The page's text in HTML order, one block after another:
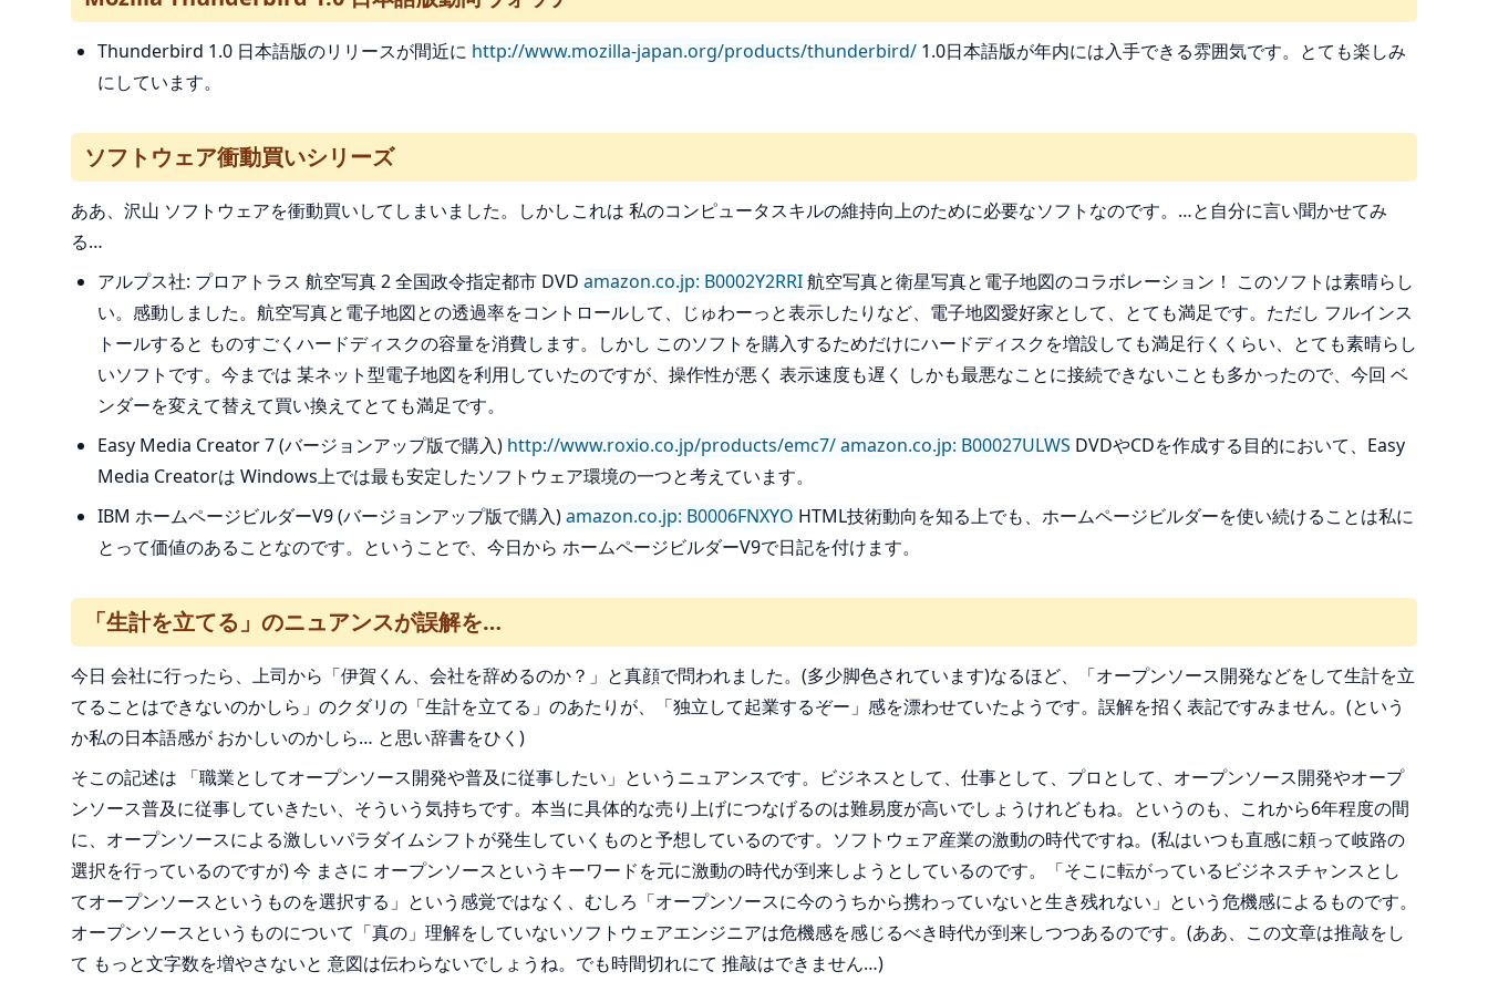
Thunderbird 1.0 日本語版のリリースが間近に http://www.mozilla-japan.org/products/thunderbird/ 1.0日本語版が年内には入手できる雰囲気です。とても楽しみ
にしています。
ソフトウェア衝動買いシリーズ
ああ、沢山 ソフトウェアを衝動買いしてしまいました。しかしこれは 私のコンピュータスキルの維持向上のために必要なソフトなのです。…と自分に言い聞かせてみ
る…
アルプス社: プロアトラス 航空写真 2 全国政令指定都市 DVD amazon.co.jp: B0002Y2RRI航空写真と衛星写真と電子地図のコラボレーション！ このソフトは素晴らし
い。感動しました。航空写真と電子地図との透過率をコントロールして、じゅわーっと表示したりなど、電子地図愛好家として、とても満足です。ただし フルインス
トールすると ものすごくハードディスクの容量を消費します。しかし このソフトを購入するためだけにハードディスクを増設しても満足行くくらい、とても素晴らし
いソフトです。今までは 某ネット型電子地図を利用していたのですが、操作性が悪く 表示速度も遅く しかも最悪なことに接続できないことも多かったので、今回 ベ
ンダーを変えて替えて買い換えてとても満足です。
Easy Media Creator 7 (バージョンアップ版で購入) http://www.roxio.co.jp/products/emc7/amazon.co.jp: B00027ULWS DVDやCDを作成する目的において、Easy
Media Creatorは Windows上では最も安定したソフトウェア環境の一つと考えています。
IBM ホームページビルダーV9 (バージョンアップ版で購入)amazon.co.jp: B0006FNXYO HTML技術動向を知る上でも、ホームページビルダーを使い続けることは私に
とって価値のあることなのです。ということで、今日から ホームページビルダーV9で日記を付けます。
「生計を立てる」のニュアンスが誤解を…
今日 会社に行ったら、上司から「伊賀くん、会社を辞めるのか？」と真顔で問われました。(多少脚色されています)なるほど、「オープンソース開発などをして生計を立
てることはできないのかしら」のクダリの「生計を立てる」のあたりが、「独立して起業するぞー」感を漂わせていたようです。誤解を招く表記ですみません。(という
か私の日本語感が おかしいのかしら… と思い辞書をひく)
そこの記述は 「職業としてオープンソース開発や普及に従事したい」というニュアンスです。ビジネスとして、仕事として、プロとして、オープンソース開発やオープ
ンソース普及に従事していきたい、そういう気持ちです。本当に具体的な売り上げにつなげるのは難易度が高いでしょうけれどもね。というのも、これから6年程度の間
に、オープンソースによる激しいパラダイムシフトが発生していくものと予想しているのです。ソフトウェア産業の激動の時代ですね。(私はいつも直感に頼って岐路の
選択を行っているのですが) 今 まさに オープンソースというキーワードを元に激動の時代が到来しようとしているのです。「そこに転がっているビジネスチャンスとし
てオープンソースというものを選択する」という感覚ではなく、むしろ「オープンソースに今のうちから携わっていないと生き残れない」という危機感によるものです。
オープンソースというものについて「真の」理解をしていないソフトウェアエンジニアは危機感を感じるべき時代が到来しつつあるのです。(ああ、この文章は推敲をし
て もっと文字数を増やさないと 意図は伝わらないでしょうね。でも時間切れにて 推敲はできません…)